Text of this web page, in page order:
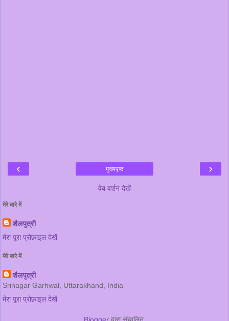
‹ ›
मुख्यपृष्ठ
वेब वर्शन देखें
मेरे बारे में
शैलपुत्री
मेरा पूरा प्रोफ़ाइल देखें
मेरे बारे में
शैलपुत्री
Srinagar Garhwal, Uttarakhand, India
मेरा पूरा प्रोफ़ाइल देखें